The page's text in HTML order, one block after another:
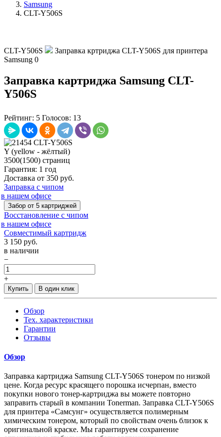
Samsung
CLT-Y506S
CLT-Y506S
Заправка кртриджа CLT-Y506S для принтера
Samsung 0
Заправка картриджа Samsung CLT-
Y506S
Рейтинг: 5 Голосов: 13
Y (yellow - жёлтый)
3500(1500) страниц
Гарантия: 1 год
Доставка от 350 руб.
Заправка с чипом
в нашем офисе
Забор от 5 картриджей
Восстановление с чипом
в нашем офисе
Совместимый картридж
3 150 руб.
в наличии
−
+
Купить В один клик
Обзор
Тех. характеристики
Гарантии
Отзывы
Обзор
Заправка картриджа Samsung CLT-Y506S тонером по низкой
цене. Когда ресурс красящего порошка исчерпан, вместо
покупки нового тонер-картриджа вы можете повторно
заправить старый в компании Tonerman. Заправка CLT-Y506S
для принтера «Самсунг» осуществляется полимерным
химическим тонером, который по свойствам очень близок к
оригинальной краске. Мы гарантируем сохранение